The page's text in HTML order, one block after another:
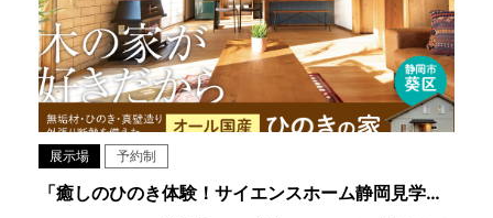
展示場 予約制
「癒しのひのき体験！サイエンスホーム静岡見学会」